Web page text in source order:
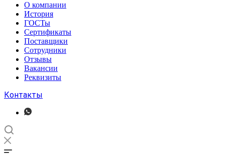
О компании
История
ГОСТы
Сертификаты
Поставщики
Сотрудники
Отзывы
Вакансии
Реквизиты
Контакты